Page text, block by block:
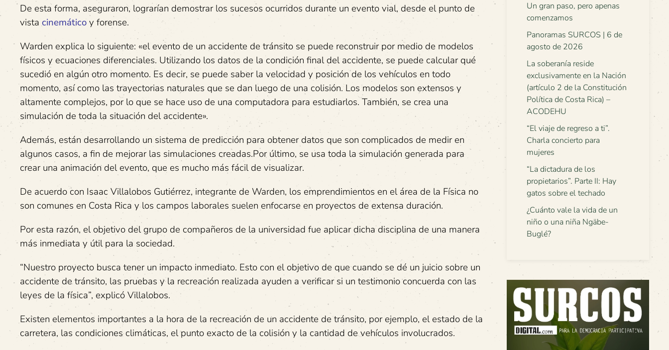
De esta forma, aseguraron, lograrían demostrar los sucesos ocurridos durante un evento vial, desde el punto de
vistacinemáticoy forense.
Warden explica lo siguiente: «el evento de un accidente de tránsito se puede reconstruir por medio de modelos
físicos y ecuaciones diferenciales. Utilizando los datos de la condición final del accidente, se puede calcular qué
sucedió en algún otro momento. Es decir, se puede saber la velocidad y posición de los vehículos en todo
momento, así como las trayectorias naturales que se dan luego de una colisión. Los modelos son extensos y
altamente complejos, por lo que se hace uso de una computadora para estudiarlos. También, se crea una
simulación de toda la situación del accidente».
Además, están desarrollando un sistema de predicción para obtener datos que son complicados de medir en
algunos casos, a fin de mejorar las simulaciones creadas.Por último, se usa toda la simulación generada para
crear una animación del evento, que es mucho más fácil de visualizar.
De acuerdo con Isaac Villalobos Gutiérrez, integrante de Warden, los emprendimientos en el área de la Física no
son comunes en Costa Rica y los campos laborales suelen enfocarse en proyectos de extensa duración.
Por esta razón, el objetivo del grupo de compañeros de la universidad fue aplicar dicha disciplina de una manera
más inmediata y útil para la sociedad.
“Nuestro proyecto busca tener un impacto inmediato. Esto con el objetivo de que cuando se dé un juicio sobre un
accidente de tránsito, las pruebas y la recreación realizada ayuden a verificar si un testimonio concuerda con las
leyes de la física”, explicó Villalobos.
Existen elementos importantes a la hora de la recreación de un accidente de tránsito, por ejemplo, el estado de la
carretera, las condiciones climáticas, el punto exacto de la colisión y la cantidad de vehículos involucrados.
Un gran paso, pero apenas
comenzamos
Panoramas SURCOS | 6 de
agosto de 2026
La soberanía reside
exclusivamente en la Nación
(artículo 2 de la Constitución
Política de Costa Rica) –
ACODEHU
“El viaje de regreso a ti”.
Charla concierto para
mujeres
“La dictadura de los
propietarios”. Parte II: Hay
gatos sobre el techado
¿Cuánto vale la vida de un
niño o una niña Ngäbe-
Buglé?